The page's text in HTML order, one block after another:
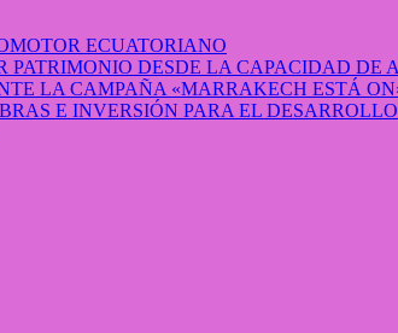
ECUATORIANO
DESDE LA CAPACIDAD DE
LA CAMPAÑA «MARRAKECH ESTÁ
E INVERSIÓN PARA EL